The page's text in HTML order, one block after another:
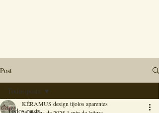
Post
Todos posts
Todos posts
KÉRAMUS design tijolos aparentes